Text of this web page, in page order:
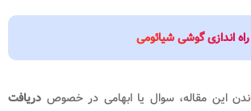
راه اندازی گوشی شیائومی
این مقاله، سوال یا ابهامی در خصوص دریافت